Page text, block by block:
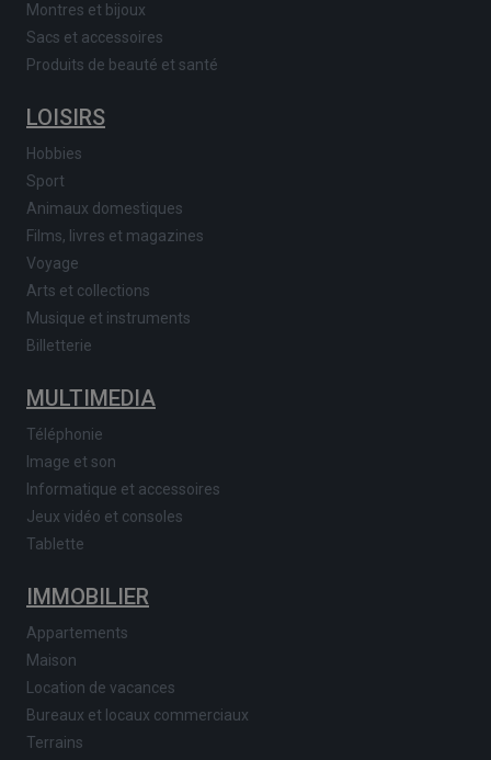
Montres et bijoux
Sacs et accessoires
Produits de beauté et santé
LOISIRS
Hobbies
Sport
Animaux domestiques
Films, livres et magazines
Voyage
Arts et collections
Musique et instruments
Billetterie
MULTIMEDIA
Téléphonie
Image et son
Informatique et accessoires
Jeux vidéo et consoles
Tablette
IMMOBILIER
Appartements
Maison
Location de vacances
Bureaux et locaux commerciaux
Terrains